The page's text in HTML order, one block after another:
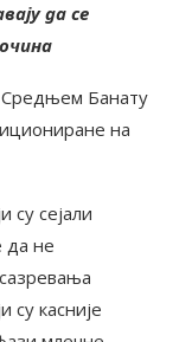
да се
Средњем Банату
на
су сејали
да не
су касније